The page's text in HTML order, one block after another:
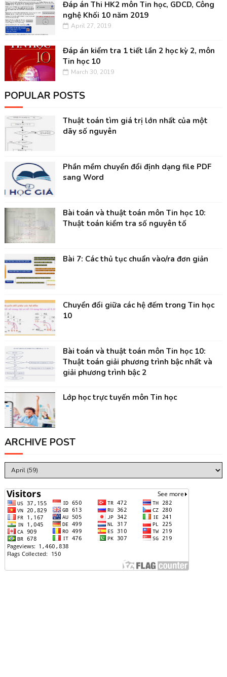
Đáp án Thi HK2 môn Tin học, GDCD, Công
nghệ Khối 10 năm 2019
April 27, 2019
Đáp án kiểm tra 1 tiết lần 2 học kỳ 2, môn
Tin học 10
March 30, 2019
POPULAR POSTS
Thuật toán tìm giá trị lớn nhất của một
dãy số nguyên
Phần mềm chuyển đổi định dạng file PDF
sang Word
Bài toán và thuật toán môn Tin học 10:
Thuật toán kiểm tra số nguyên tố
Bài 7: Các thủ tục chuẩn vào/ra đơn giản
Chuyển đổi giữa các hệ đếm trong Tin học
10
Bài toán và thuật toán môn Tin học 10:
Thuật toán giải phương trình bậc nhất và
giải phương trình bậc 2
Lớp học trực tuyến môn Tin học
ARCHIVE POST